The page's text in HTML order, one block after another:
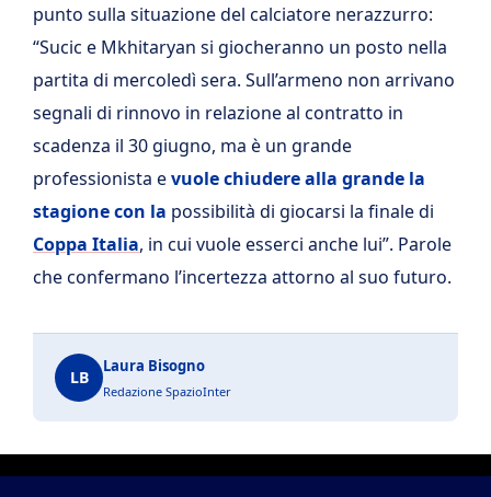
punto sulla situazione del calciatore nerazzurro:
“Sucic e Mkhitaryan si giocheranno un posto nella
partita di mercoledì sera. Sull’armeno non arrivano
segnali di rinnovo in relazione al contratto in
scadenza il 30 giugno, ma è un grande
professionista evuole chiudere alla grande la
stagione con la possibilità di giocarsi la finale di
Coppa Italia, in cui vuole esserci anche lui”. Parole
che confermano l’incertezza attorno al suo futuro.
LB
Laura Bisogno
Redazione SpazioInter